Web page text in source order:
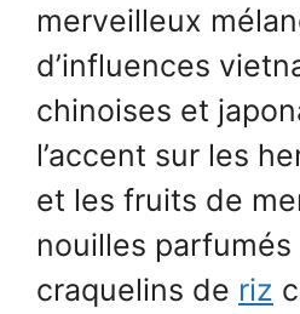
merveilleux
d’influences
chinoises et
l’accent sur les
et les fruits de
nouilles parfumés
craquelins de riz